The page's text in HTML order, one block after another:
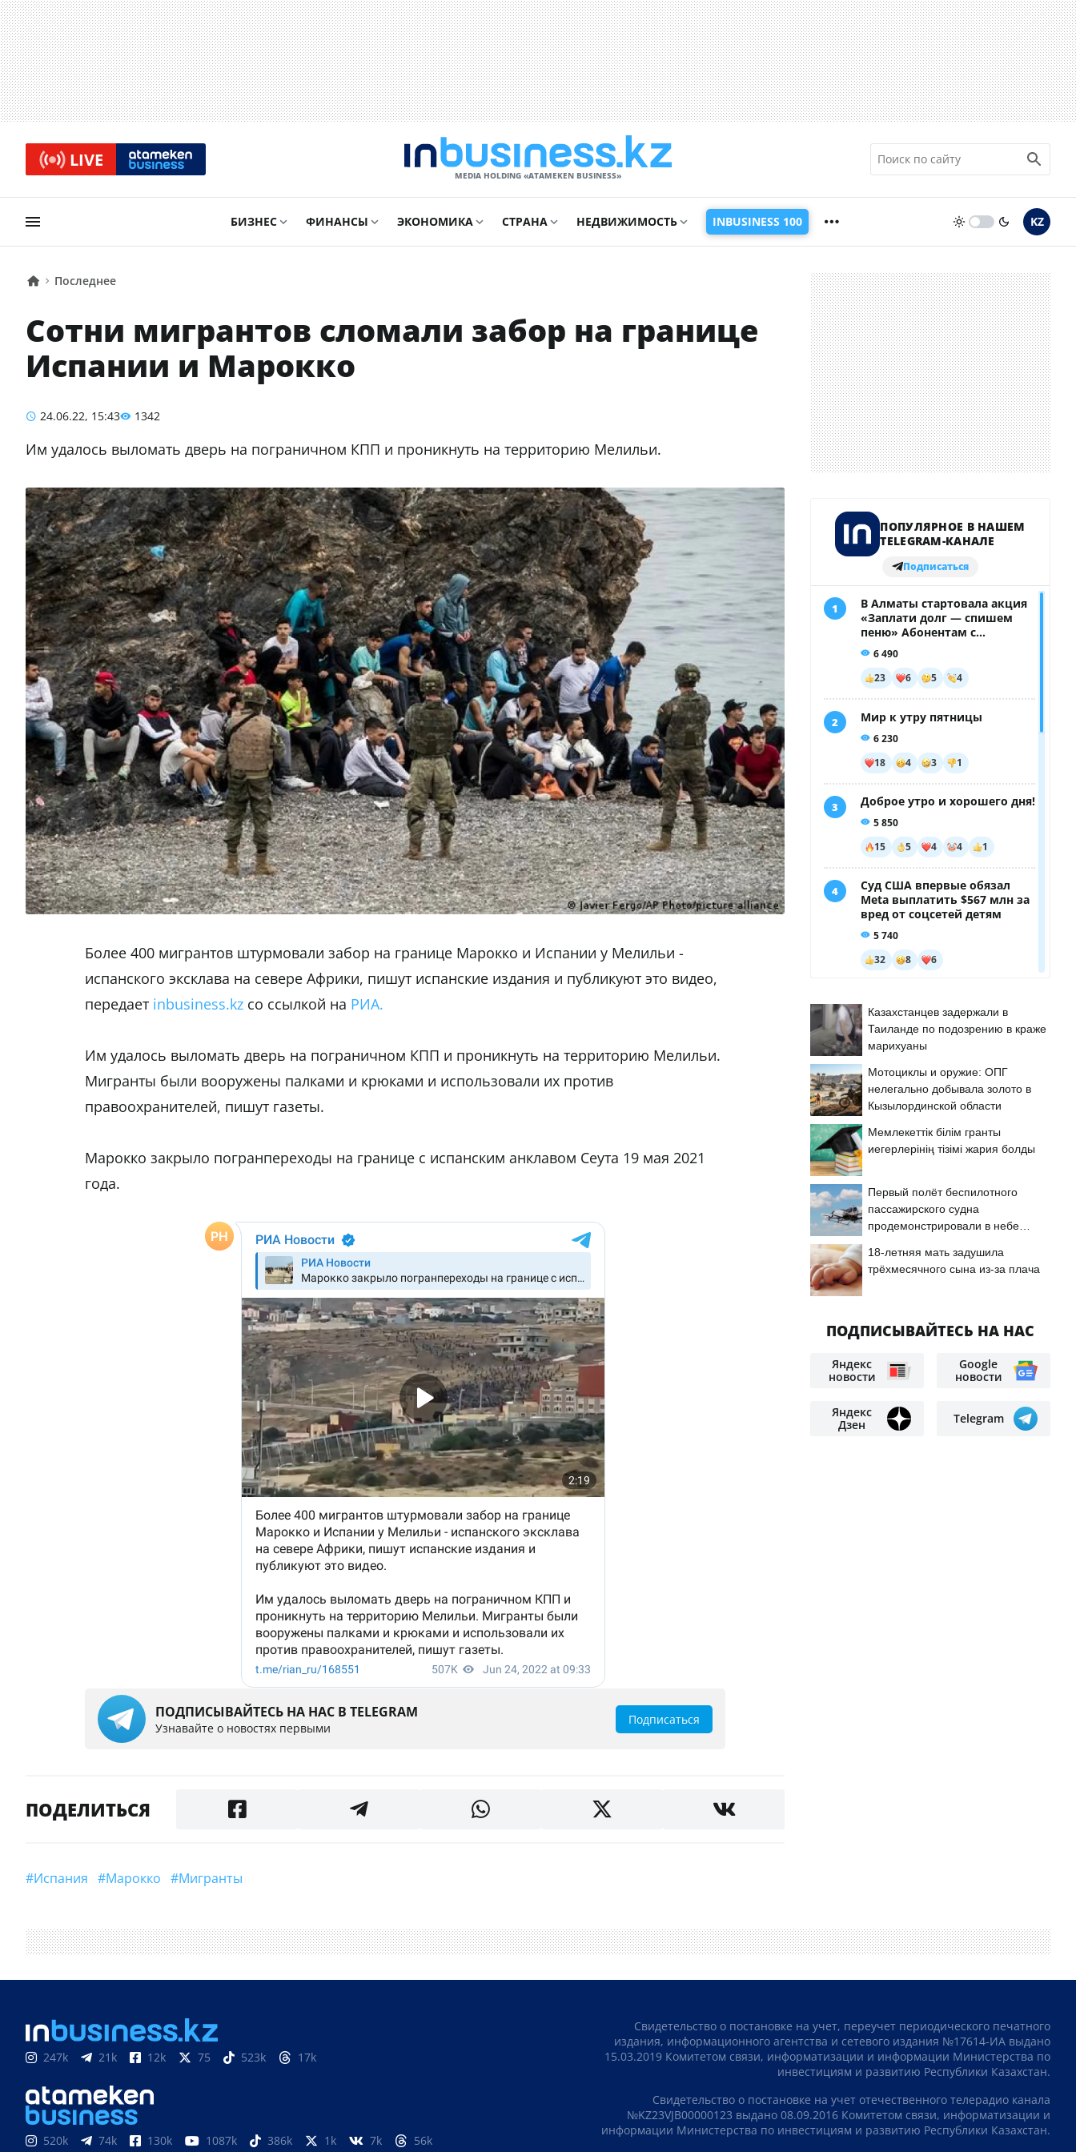
LIVE
MEDIA HOLDING «ATAMEKЕN BUSINESS»
БИЗНЕС ФИНАНСЫ ЭКОНОМИКА СТРАНА НЕДВИЖИМОСТЬ INBUSINESS 100 KZ
Последнее
Сотни мигрантов сломали забор на границе
Испании и Марокко
24.06.22, 15:43 1342
Им удалось выломать дверь на пограничном КПП и проникнуть на территорию Мелильи.
Более 400 мигрантов штурмовали забор на границе Марокко и Испании у Мелильи -
испанского эксклава на севере Африки, пишут испанские издания и публикуют это видео,
передает inbusiness.kz со ссылкой на РИА.
Им удалось выломать дверь на пограничном КПП и проникнуть на территорию Мелильи.
Мигранты были вооружены палками и крюками и использовали их против
правоохранителей, пишут газеты.
Марокко закрыло погранпереходы на границе с испанским анклавом Сеута 19 мая 2021
года.
ПОДПИСЫВАЙТЕСЬ НА НАС В TELEGRAM
Узнавайте о новостях первыми
Подписаться
ПОДЕЛИТЬСЯ
#Испания #Марокко #Мигранты
Казахстанцев задержали в
Таиланде по подозрению в краже
марихуаны
Мотоциклы и оружие: ОПГ
нелегально добывала золото в
Кызылординской области
Мемлекеттік білім гранты
иегерлерінің тізімі жария болды
Первый полёт беспилотного
пассажирского судна
продемонстрировали в небе
18-летняя мать задушила
трёхмесячного сына из-за плача
ПОДПИСЫВАЙТЕСЬ НА НАС
Яндекс
новости
Google
новости
Яндекс
Дзен
Telegram
247k 21k 12k 75 523k 17k
520k 74k 130k 1087k 386k 1k 7k 56k
Свидетельство о постановке на учет, переучет периодического печатного
издания, информационного агентства и сетевого издания №17614-ИА выдано
15.03.2019 Комитетом связи, информатизации и информации Министерства по
инвестициям и развитию Республики Казахстан.
Свидетельство о постановке на учет отечественного телерадио канала
№KZ23VJB00000123 выдано 08.09.2016 Комитетом связи, информатизации и
информации Министерства по инвестициям и развитию Республики Казахстан.